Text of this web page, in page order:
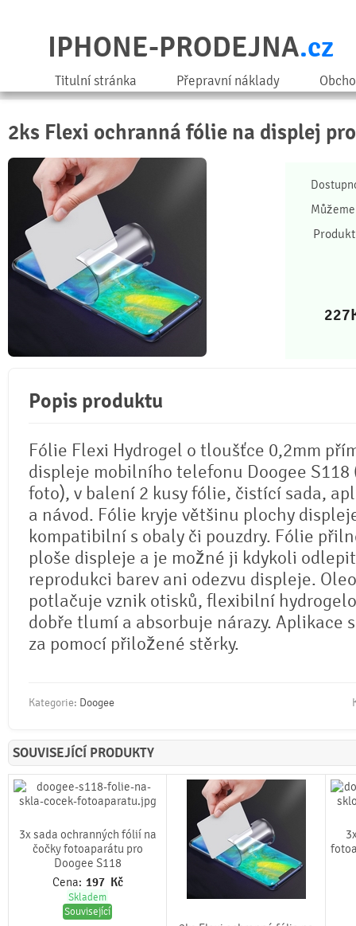
IPHONE-PRODEJNA.cz
Titulní stránka Přepravní náklady
2ks Flexi ochranná fólie na displej
227
Popis produktu
Fólie Flexi Hydrogel o tloušťce 0,2mm
displeje mobilního telefonu Doogee
foto), v balení 2 kusy fólie, čistící sada,
a návod. Fólie kryje většinu plochy
kompatibilní s obaly či pouzdry. Fólie
ploše displeje a je možné ji kdykoli
reprodukci barev ani odezvu displeje.
potlačuje vznik otisků, flexibilní
dobře tlumí a absorbuje nárazy. Aplikace
za pomocí přiložené stěrky.
Kategorie: Doogee
SOUVISEJÍCÍ PRODUKTY
3x sada ochranných fólií na
čočky fotoaparátu pro
Doogee S118
Cena: 197 Kč
Skladem
Související